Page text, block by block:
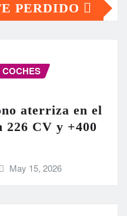
PERDIDO
COCHES
aterriza en el
226 CV y +400
May 15, 2026